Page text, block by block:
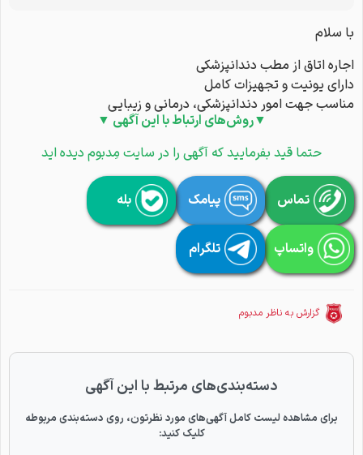
با سلام
اجاره اتاق از مطب دندانپزشکی
دارای یونیت و تجهیزات کامل
مناسب جهت امور دندانپزشکی، درمانی و زیبایی
▼روش‌های ارتباط با این آگهی ▼
حتما قید بفرمایید که آگهی را در سایت مِدبوم دیده اید
تماس پیامک بله
واتساپ تلگرام
گزارش به ناظر مدبوم
دسته‌بندی‌های مرتبط با این آگهی
برای مشاهده لیست کامل آگهی‌های مورد نظرتون، روی دسته‌بندی مربوطه
کلیک کنید: